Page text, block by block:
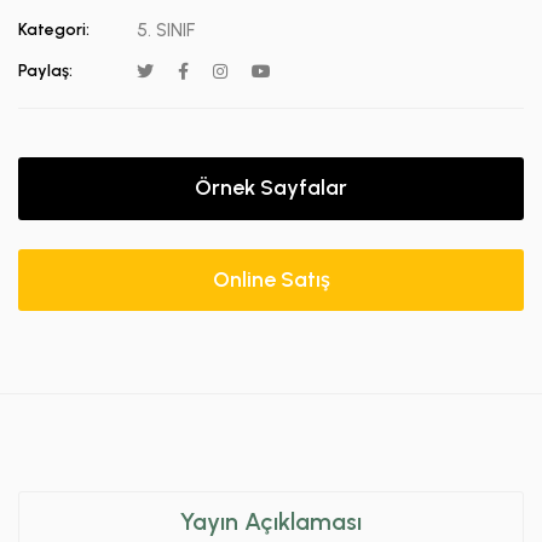
Kategori: 5. SINIF
Paylaş:
Örnek Sayfalar
Online Satış
Yayın Açıklaması